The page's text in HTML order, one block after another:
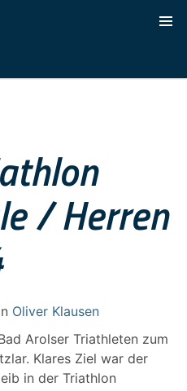
/ Herren
Oliver Klausen
Arolser Triathleten zum
Klares Ziel war der
in der Triathlon